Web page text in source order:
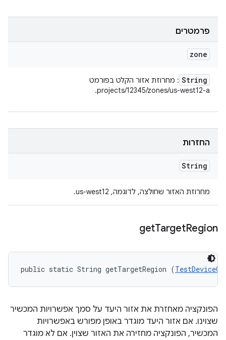
פרמטרים
zone
String : מחרוזת אזור הקלט בפורמט
projects/12345/zones/us-west12-a.
החזרות
String
מחרוזת האזור שחולצה, לדוגמה, us-west12.
getTargetRegion
public static String getTargetRegion (
הפונקציה מאחזרת את אזור היעד על סמך אפשרויות המכשיר
שצוינו. אם אזור היעד מוגדר באופן מפורש באפשרויות
המכשיר, הפונקציה מחזירה את האזור שצוין. אם לא מוגדר